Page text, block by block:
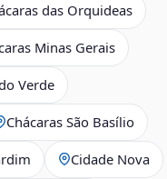
das Orquideas
Minas Gerais
Verde
Chácaras São Basílio
Cidade Nova